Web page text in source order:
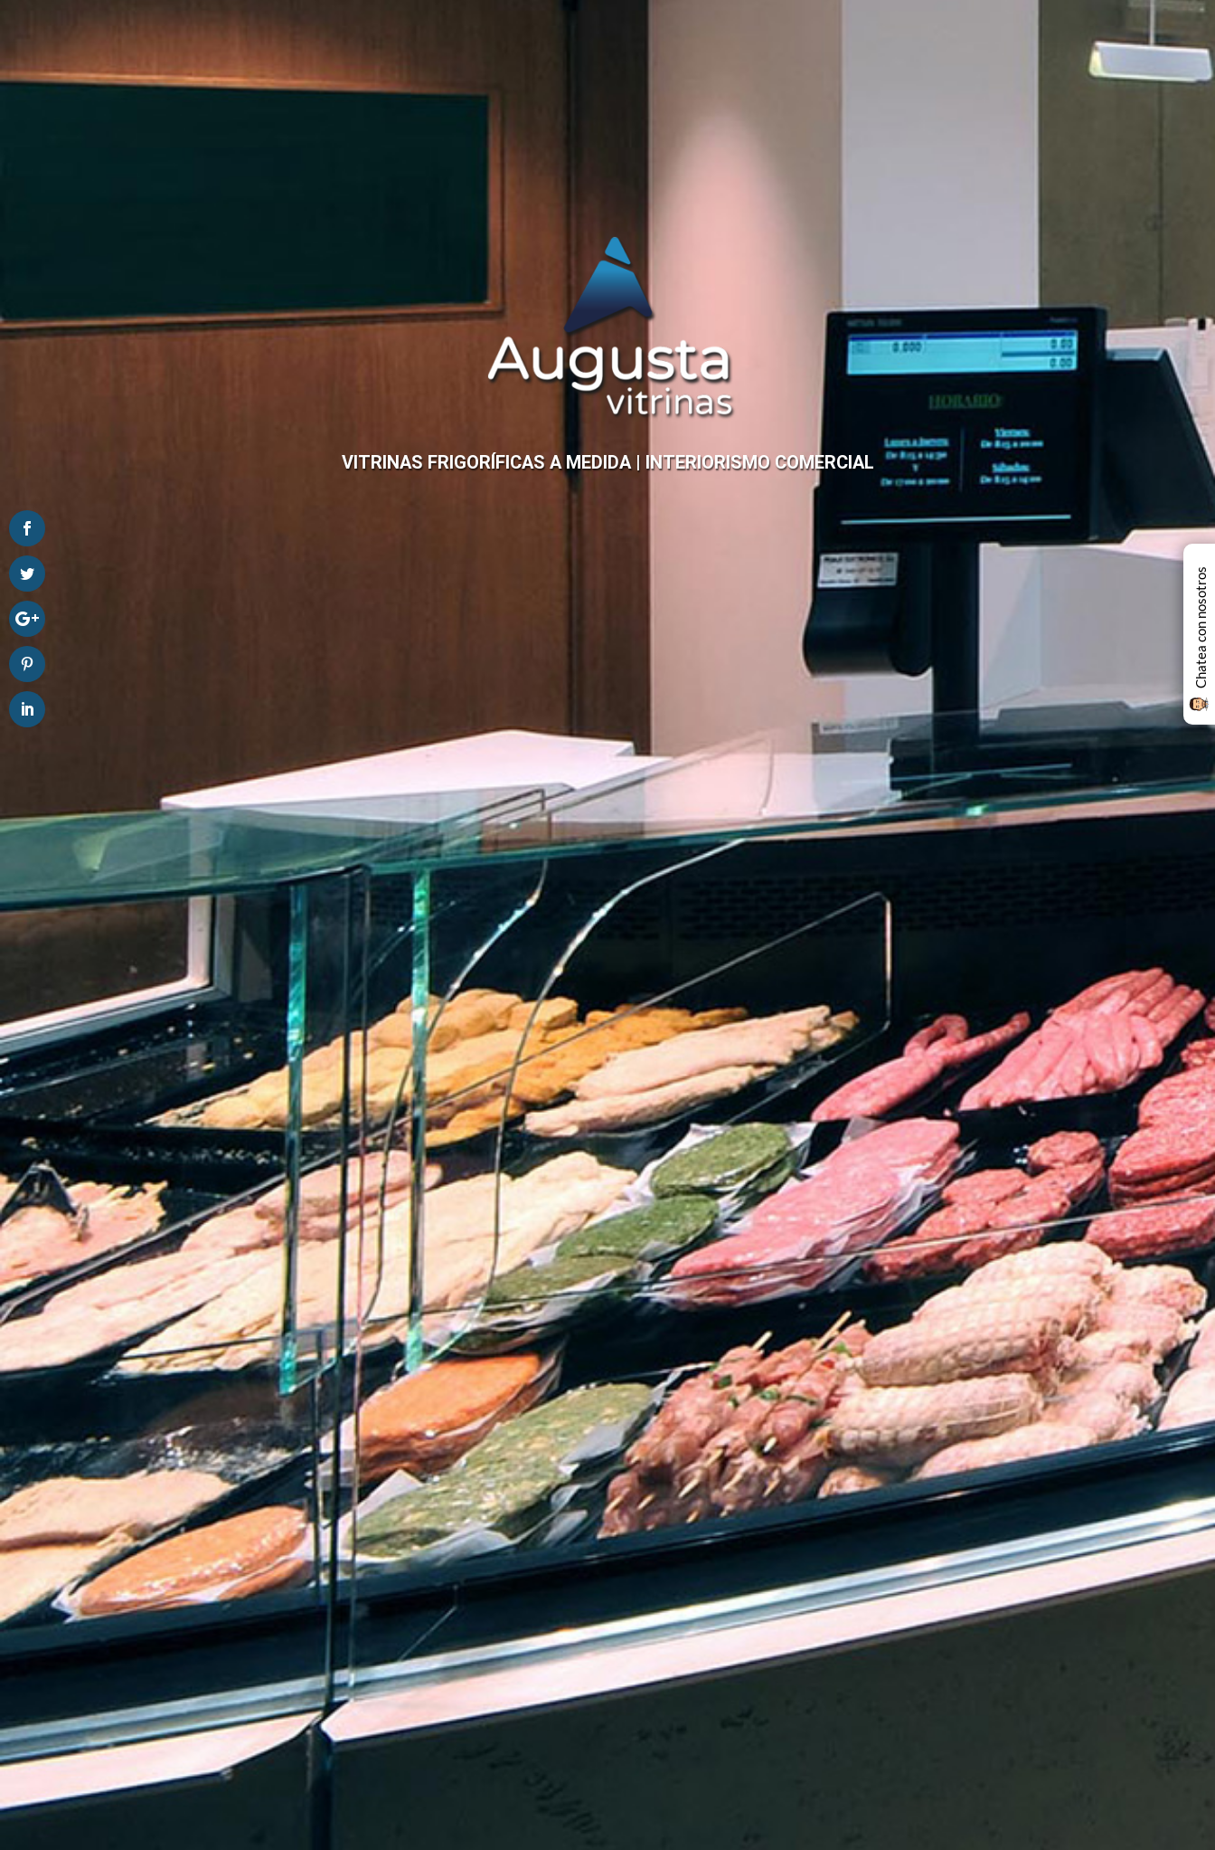
VITRINAS FRIGORÍFICAS A MEDIDA | INTERIORISMO COMERCIAL
Chatea con nosotros